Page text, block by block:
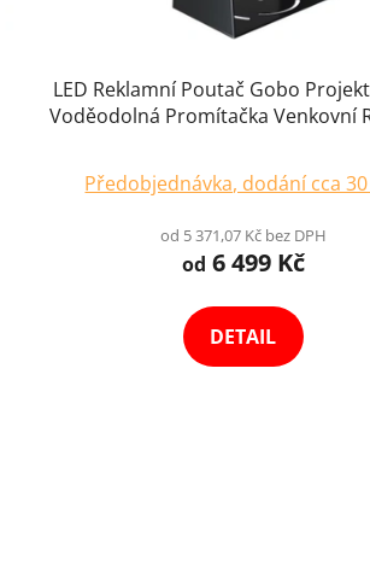
LED Reklamní Poutač Gobo
Voděodolná Promítačka Venkovní
Předobjednávka, dodání cca
od 5 371,07 Kč bez DPH
od 6 499 Kč
DETAIL